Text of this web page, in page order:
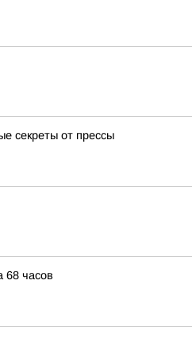
секреты от прессы
68 часов